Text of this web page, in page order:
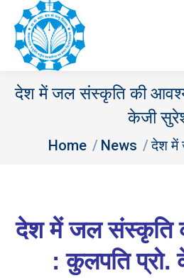
देश में जल संस्कृति की
केजी
You are here:
Home News देश में
देश में जल संस्कृति
: कुलपति